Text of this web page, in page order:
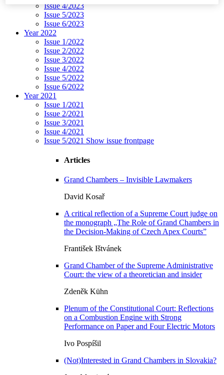
Issue 4/2023
Issue 5/2023
Issue 6/2023
Year 2022
Issue 1/2022
Issue 2/2022
Issue 3/2022
Issue 4/2022
Issue 5/2022
Issue 6/2022
Year 2021
Issue 1/2021
Issue 2/2021
Issue 3/2021
Issue 4/2021
Issue 5/2021 Show issue frontpage
Articles
Grand Chambers – Invisible Lawmakers
David Kosař
A critical reflection of a Supreme Court judge on
the monograph „The Role of Grand Chambers in
the Decision-Making of Czech Apex Courts”
František Ištvánek
Grand Chamber of the Supreme Administrative
Court: the view of a theoretician and insider
Zdeněk Kühn
Plenum of the Constitutional Court: Reflections
on a Combustion Engine with Strong
Performance on Paper and Four Electric Motors
Ivo Pospíšil
(Not)Interested in Grand Chambers in Slovakia?